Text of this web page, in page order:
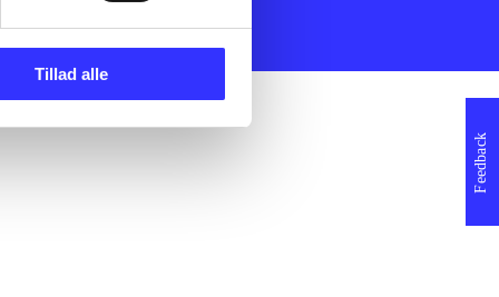
Tillad alle
Feedback